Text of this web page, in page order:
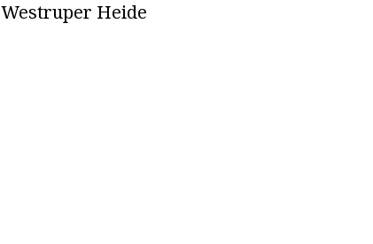
Westruper Heide